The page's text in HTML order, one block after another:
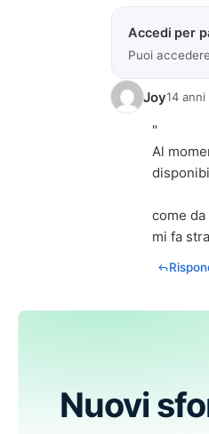
Accedi per
Puoi
Joy14 anni
"
Al
come da
mi fa
Nuovi